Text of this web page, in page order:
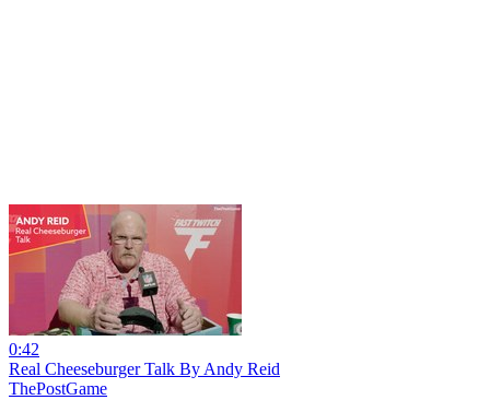
0:42
Real Cheeseburger Talk By Andy Reid
ThePostGame